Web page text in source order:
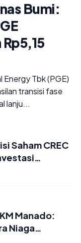
Bumi:
Energy Tbk (PGE)
transisi fase
lanju...
Saham CREC
Manado:
Niaga